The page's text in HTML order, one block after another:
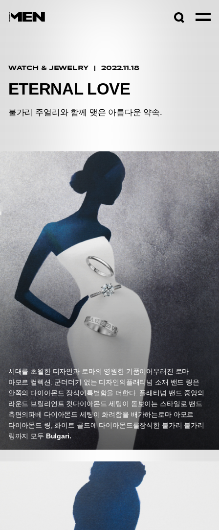
WATCH & JEWELRY 2022.11.18
ETERNAL LOVE
불가리 주얼리와 함께 맺은 아름다운 약속.
시대를 초월한 디자인과 로마의 영원한 기품이어우러진 로마
아모르 컬렉션. 군더더기 없는 디자인의플래티넘 소재 밴드 링은
안쪽의 다이아몬드 장식이특별함을 더한다. 플래티넘 밴드 중앙의
라운드 브릴리언트 컷다이아몬드 세팅이 돋보이는 스타일로 밴드
측면의파베 다이아몬드 세팅이 화려함을 배가하는로마 아모르
다이아몬드 링, 화이트 골드에 다이아몬드를장식한 불가리 불가리
링까지 모두 Bulgari.